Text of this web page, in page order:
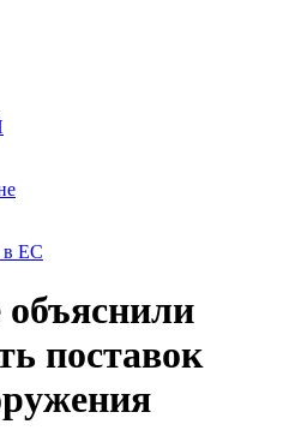
в ЕС
объяснили
поставок